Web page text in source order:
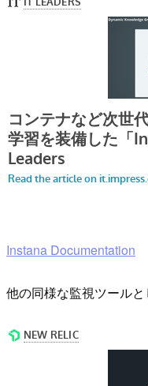
Instana Documentation
他の同様な監視ツール